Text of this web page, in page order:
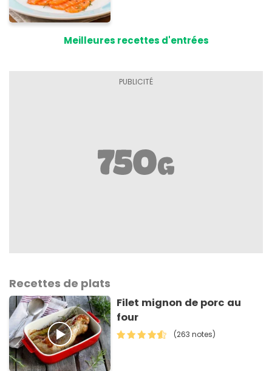
Meilleures recettes d'entrées
Recettes de plats
Filet mignon de porc au
four
(263 notes)